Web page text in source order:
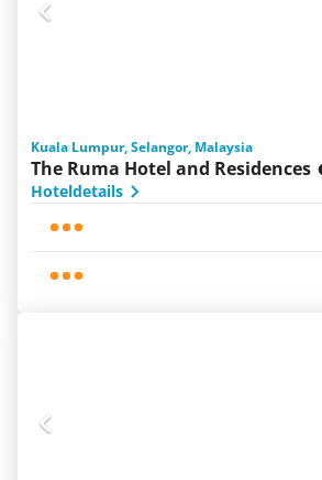
Kuala Lumpur, Selangor, Malaysia
The Ruma Hotel and Residences
Hoteldetails